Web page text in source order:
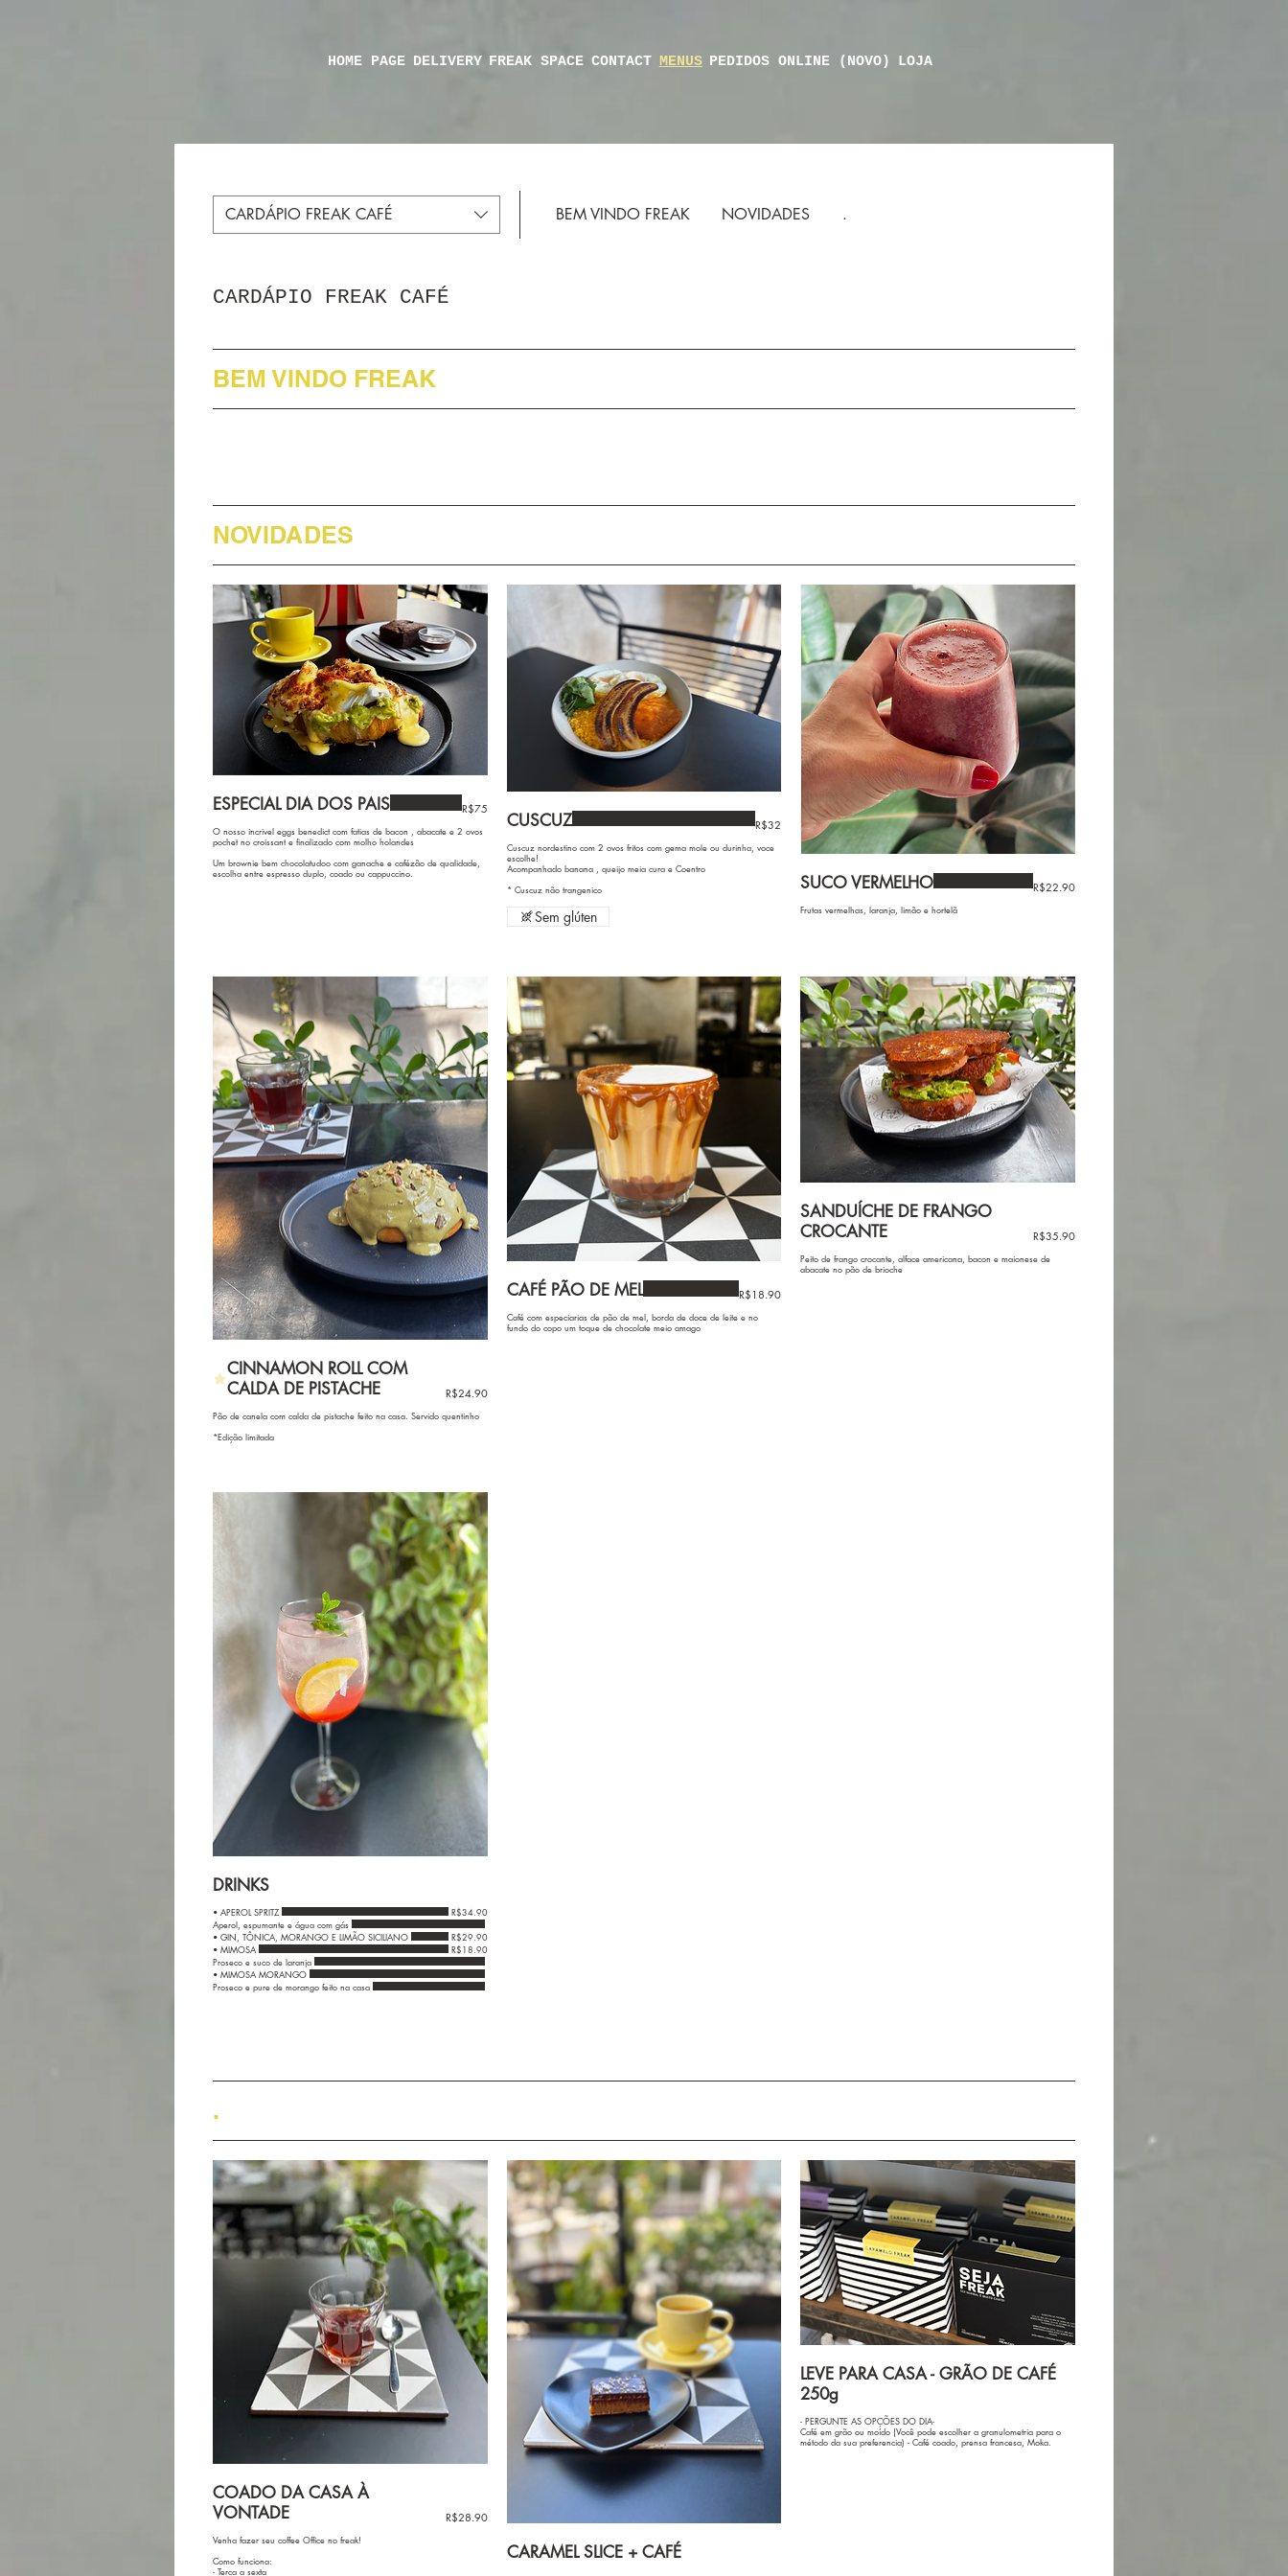
HOME PAGE DELIVERY FREAK SPACE CONTACT MENUS PEDIDOS ONLINE (NOVO) LOJA
CARDÁPIO FREAK CAFÉ BEM VINDO FREAK NOVIDADES .
CARDÁPIO FREAK CAFÉ
BEM VINDO FREAK
NOVIDADES
ESPECIAL DIA DOS PAIS
O nosso incrivel eggs benedict com fatias de bacon , abacate e 2 ovos
pochet no croissant e finalizado com molho holandes
Um brownie bem chocolatudoo com ganache e cafézão de qualidade,
escolha entre espresso duplo, coado ou cappuccino.
R$75
CUSCUZ
Cuscuz nordestino com 2 ovos fritos com gema mole ou durinha, voce
escolhe!
Acompanhado banana , queijo meia cura e Coentro
* Cuscuz não trangenico
R$32
Sem glúten
SUCO VERMELHO
Frutas vermelhas, laranja, limão e hortelã
R$22.90
CINNAMON ROLL COM
CALDA DE PISTACHE
Pão de canela com calda de pistache feito na casa. Servido quentinho
*Edição limitada
R$24.90
CAFÉ PÃO DE MEL
Café com especiarias de pão de mel, borda de doce de leite e no
fundo do copo um toque de chocolate meio amago
R$18.90
SANDUÍCHE DE FRANGO
CROCANTE
Peito de frango crocante, alface americana, bacon e maionese de
abacate no pão de brioche
R$35.90
DRINKS
• APEROL SPRITZ
R$34.90
Aperol, espumante e água com gás
• GIN, TÔNICA, MORANGO E LIMÃO SICILIANO
R$29.90
• MIMOSA
R$18.90
Proseco e suco de laranja
• MIMOSA MORANGO
Proseco e pure de morango feito na casa
.
COADO DA CASA À
VONTADE
Venha fazer seu coffee Office no freak!
Como funciona:
- Terça a sexta
R$28.90
CARAMEL SLICE + CAFÉ
LEVE PARA CASA - GRÃO DE CAFÉ
250g
- PERGUNTE AS OPÇÕES DO DIA-
Café em grão ou moído (Você pode escolher a granulometria para o
método da sua preferencia) - Café coado, prensa francesa, Moka.